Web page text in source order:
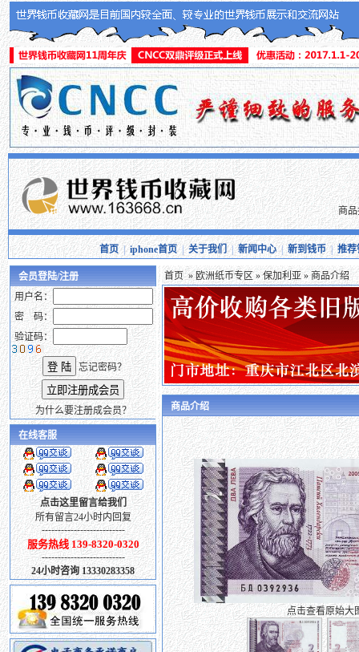
商
首页|iphone首页|关于我们 |新闻中心|新到钱币|推荐
会员登陆/注册
用户名：
密 码：
验证码：
忘记密码？
为什么要注册成会员？
在线客服
点击这里留言给我们
所有留言24小时内回复
--------------------------
服务热线 139-8320-0320
--------------------------
24小时咨询 13330283358
首页»欧洲纸币专区»保加利亚 » 商品介绍
商品介绍
点击查看原始大